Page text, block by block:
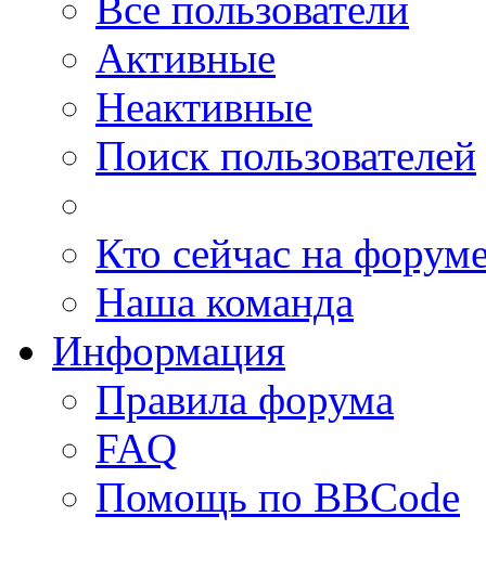
Все пользователи
Активные
Неактивные
Поиск пользователей
Кто сейчас на
Наша команда
Информация
Правила форума
FAQ
Помощь по BBCode